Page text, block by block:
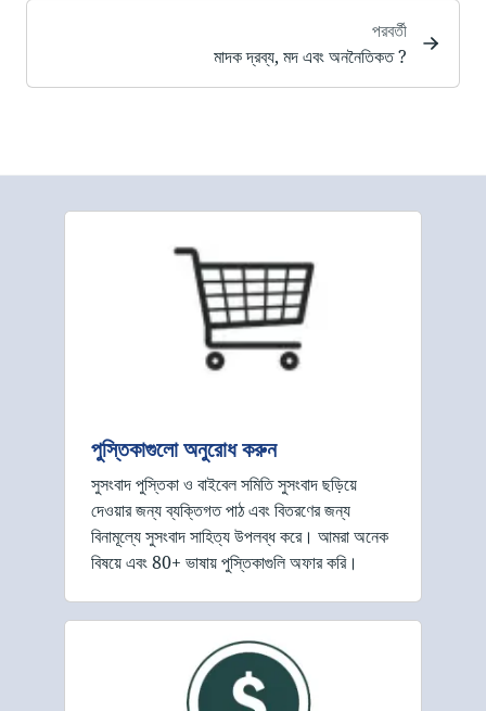
পরবর্তী
মাদক দ্রব্য, মদ এবং অননৈতিকত ?
পুস্তিকাগুলো অনুরোধ করুন
সুসংবাদ পুস্তিকা ও বাইবেল সমিতি সুসংবাদ ছড়িয়ে
দেওয়ার জন্য ব্যক্তিগত পাঠ এবং বিতরণের জন্য
বিনামূল্যে সুসংবাদ সাহিত্য উপলব্ধ করে। আমরা অনেক
বিষয়ে এবং 80+ ভাষায় পুস্তিকাগুলি অফার করি।